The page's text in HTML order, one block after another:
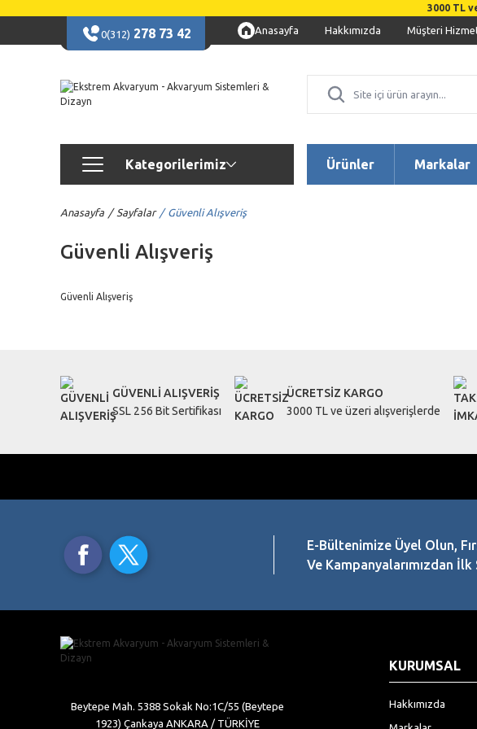
3000 TL
0(312) 278 73 42 Anasayfa Hakkımızda Müşteri
Kategorilerimiz Ürünler Markalar
Anasayfa Sayfalar Güvenli Alışveriş
Güvenli Alışveriş
Güvenli Alışveriş
GÜVENLİ ALIŞVERİŞ
SSL 256 Bit Sertifikası
ÜCRETSİZ KARGO
3000 TL ve üzeri alışverişlerde
E-Bültenimize Üyel Olun,
Ve Kampanyalarımızdan
Beytepe Mah. 5388 Sokak No:1C/55 (Beytepe
1923) Çankaya ANKARA / TÜRKİYE
KURUMSAL
Hakkımızda